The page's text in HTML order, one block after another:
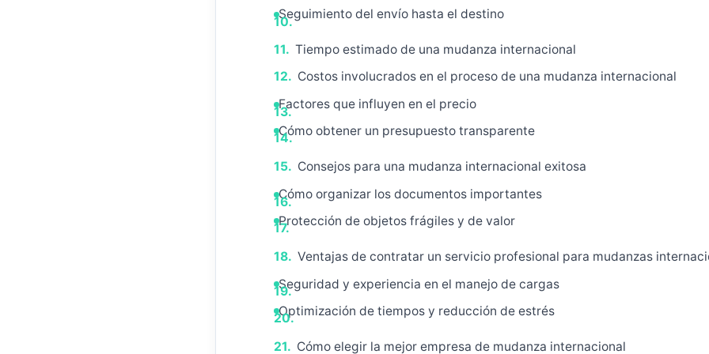
Seguimiento del envío hasta el destino
Tiempo estimado de una mudanza internacional
Costos involucrados en el proceso de una mudanza internacional
Factores que influyen en el precio
Cómo obtener un presupuesto transparente
Consejos para una mudanza internacional exitosa
Cómo organizar los documentos importantes
Protección de objetos frágiles y de valor
Ventajas de contratar un servicio profesional para mudanzas
Seguridad y experiencia en el manejo de cargas
Optimización de tiempos y reducción de estrés
Cómo elegir la mejor empresa de mudanza internacional